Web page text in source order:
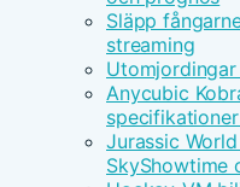
Släpp
streaming
Anycubic
Jurassic
SkyShowtime